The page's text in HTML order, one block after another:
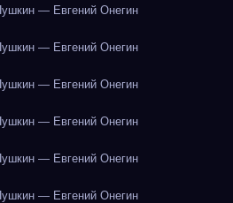
— Евгений Онегин
— Евгений Онегин
— Евгений Онегин
— Евгений Онегин
— Евгений Онегин
— Евгений Онегин